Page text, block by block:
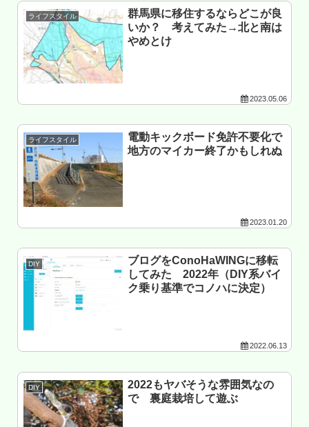
ライフスタイル
群馬県に移住するならどこが良
いか？ 考えてみた→北と南は
やめとけ
2023.05.06
ライフスタイル
電動キックボード免許不要化で
地方のマイカー終了かもしれぬ
2023.01.20
DIY
ブログをConoHaWINGに移転
してみた 2022年（DIY系バイ
ク乗り基準でコノハに決定）
2022.06.13
DIY
2022もヤバそうな雰囲気なの
で 裏庭栽培して遊ぶ